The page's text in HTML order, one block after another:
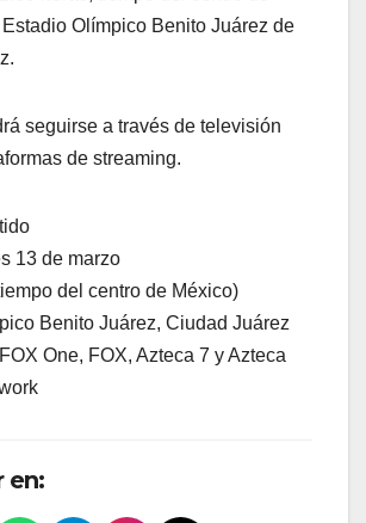
Olímpico Benito Juárez de
seguirse a través de televisión
de streaming.
13 de marzo
del centro de México)
Benito Juárez, Ciudad Juárez
One, FOX, Azteca 7 y Azteca
en: